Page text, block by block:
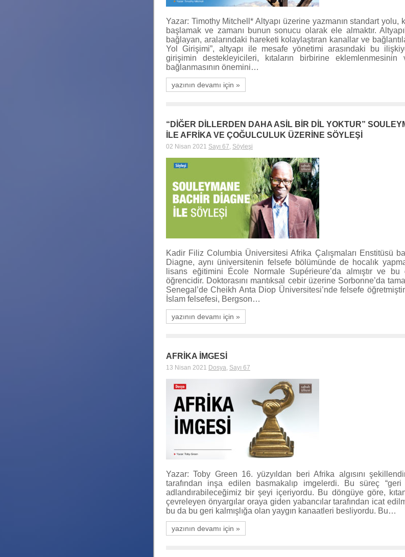
Yazar: Timothy Mitchell* Altyapı üzerine yazmanın standart yolu,
başlamak ve zamanı bunun sonucu olarak ele almaktır.
bağlayan, aralarındaki hareketi kolaylaştıran kanallar ve
Yol Girişimi”, altyapı ile mesafe yönetimi arasındaki bu
girişimin destekleyicileri, kıtaların birbirine eklemlenmesinin
bağlanmasının önemini…
yazının devamı için »
“DİĞER DİLLERDEN DAHA ASİL BİR DİL YOKTUR”
İLE AFRİKA VE ÇOĞULCULUK ÜZERİNE SÖYLEŞİ
02 Nisan 2021 Sayı 67, Söyleşi
Kadir Filiz Columbia Üniversitesi Afrika Çalışmaları Enstitüsü
Diagne, aynı üniversitenin felsefe bölümünde de hocalık
lisans eğitimini École Normale Supérieure’da almıştır ve
öğrencidir. Doktorasını mantıksal cebir üzerine Sorbonne’da
Senegal’de Cheikh Anta Diop Üniversitesi’nde felsefe
İslam felsefesi, Bergson…
yazının devamı için »
AFRİKA İMGESİ
13 Nisan 2021 Dosya, Sayı 67
Yazar: Toby Green 16. yüzyıldan beri Afrika algısını
tarafından inşa edilen basmakalıp imgelerdi. Bu süreç
adlandırabileceğimiz bir şeyi içeriyordu. Bu döngüye göre,
çevreleyen önyargılar oraya giden yabancılar tarafından icat
bu da bu geri kalmışlığa olan yaygın kanaatleri besliyordu. Bu…
yazının devamı için »